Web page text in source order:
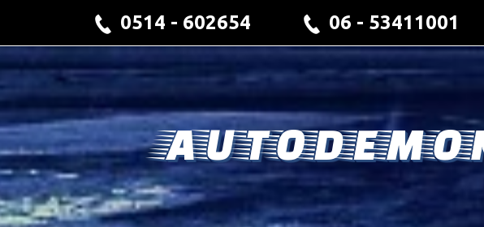
0514 - 602654 06 - 53411001